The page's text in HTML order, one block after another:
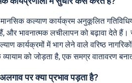
मानसिक कल्याण कार्यक्रम अनुकूलित
और भावनात्मक लचीलापन को बढ़ावा देते हैं।
कार्यक्रमों में भाग लेने वाले वरिष्ठ
को जोड़ता है, एक समग्र वातावरण
पर क्या प्रभाव पड़ता है?